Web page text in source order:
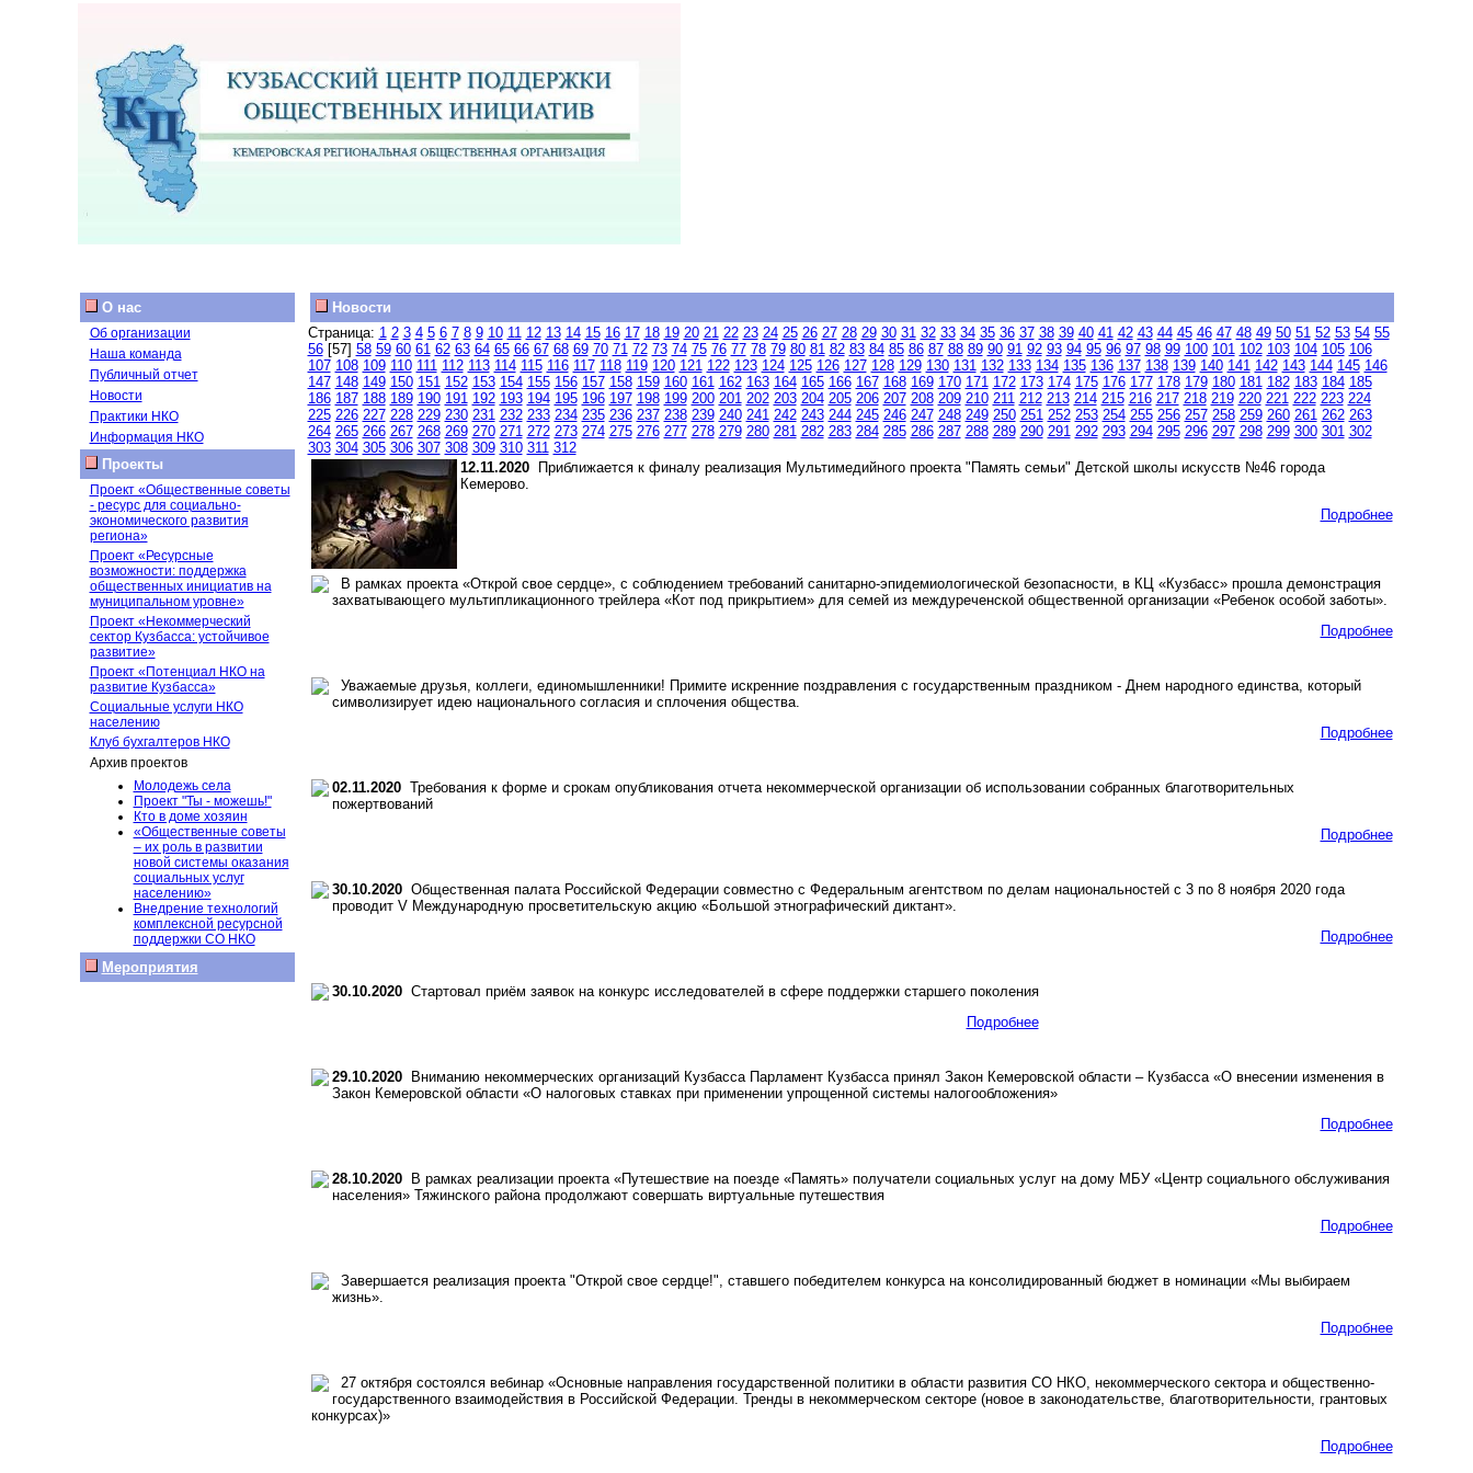
О нас
Об организации
Наша команда
Публичный отчет
Новости
Практики НКО
Информация НКО
Проекты
Проект «Общественные советы
- ресурс для социально-
экономического развития
региона»
Проект «Ресурсные
возможности: поддержка
общественных инициатив на
муниципальном уровне»
Проект «Некоммерческий
сектор Кузбасса: устойчивое
развитие»
Проект «Потенциал НКО на
развитие Кузбасса»
Социальные услуги НКО
населению
Клуб бухгалтеров НКО
Архив проектов
Молодежь села
Проект "Ты - можешь!"
Кто в доме хозяин
«Общественные советы
– их роль в развитии
новой системы оказания
социальных услуг
населению»
Внедрение технологий
комплексной ресурсной
поддержки СО НКО
Мероприятия
Новости
Страница: 1 2 3 4 5 6 7 8 9 10 11 12 13 14 15 16 17 18 19 20 21 22 23 24 25 26 27 28 29 30 31 32 33 34 35 36 37 38 39 40 41 42 43 44 45 46 47 48 49 50 51 52 53 54 55
56[57] 58 59 60 61 62 63 64 65 66 67 68 69 70 71 72 73 74 75 76 77 78 79 80 81 82 83 84 85 86 87 88 89 90 91 92 93 94 95 96 97 98 99 100 101 102 103 104 105 106
107 108 109 110 111 112 113 114 115 116 117 118 119 120 121 122 123 124 125 126 127 128 129 130 131 132 133 134 135 136 137 138 139 140 141 142 143 144 145 146
147 148 149 150 151 152 153 154 155 156 157 158 159 160 161 162 163 164 165 166 167 168 169 170 171 172 173 174 175 176 177 178 179 180 181 182 183 184 185
186 187 188 189 190 191 192 193 194 195 196 197 198 199 200 201 202 203 204 205 206 207 208 209 210 211 212 213 214 215 216 217 218 219 220 221 222 223 224
225 226 227 228 229 230 231 232 233 234 235 236 237 238 239 240 241 242 243 244 245 246 247 248 249 250 251 252 253 254 255 256 257 258 259 260 261 262 263
264 265 266 267 268 269 270 271 272 273 274 275 276 277 278 279 280 281 282 283 284 285 286 287 288 289 290 291 292 293 294 295 296 297 298 299 300 301 302
303 304 305 306 307 308 309 310 311 312
12.11.2020Приближается к финалу реализация Мультимедийного проекта "Память семьи" Детской школы искусств №46 города
Кемерово.
Подробнее
В рамках проекта «Открой свое сердце», с соблюдением требований санитарно-эпидемиологической безопасности, в КЦ «Кузбасс» прошла демонстрация
захватывающего мультипликационного трейлера «Кот под прикрытием» для семей из междуреченской общественной организации «Ребенок особой заботы».
Подробнее
Уважаемые друзья, коллеги, единомышленники! Примите искренние поздравления с государственным праздником - Днем народного единства, который
символизирует идею национального согласия и сплочения общества.
Подробнее
02.11.2020Требования к форме и срокам опубликования отчета некоммерческой организации об использовании собранных благотворительных
пожертвований
Подробнее
30.10.2020Общественная палата Российской Федерации совместно с Федеральным агентством по делам национальностей с 3 по 8 ноября 2020 года
проводит V Международную просветительскую акцию «Большой этнографический диктант».
Подробнее
30.10.2020Стартовал приём заявок на конкурс исследователей в сфере поддержки старшего поколения
Подробнее
29.10.2020Вниманию некоммерческих организаций Кузбасса Парламент Кузбасса принял Закон Кемеровской области – Кузбасса «О внесении изменения в
Закон Кемеровской области «О налоговых ставках при применении упрощенной системы налогообложения»
Подробнее
28.10.2020В рамках реализации проекта «Путешествие на поезде «Память» получатели социальных услуг на дому МБУ «Центр социального обслуживания
населения» Тяжинского района продолжают совершать виртуальные путешествия
Подробнее
Завершается реализация проекта "Открой свое сердце!", ставшего победителем конкурса на консолидированный бюджет в номинации «Мы выбираем
жизнь».
Подробнее
27 октября состоялся вебинар «Основные направления государственной политики в области развития СО НКО, некоммерческого сектора и общественно-
государственного взаимодействия в Российской Федерации. Тренды в некоммерческом секторе (новое в законодательстве, благотворительности, грантовых
конкурсах)»
Подробнее